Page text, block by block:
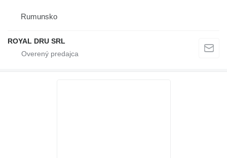
Rumunsko
ROYAL DRU SRL